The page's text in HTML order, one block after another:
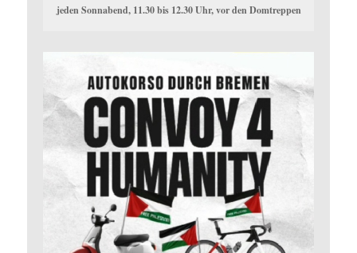
jeden Sonnabend, 11.30 bis 12.30 Uhr, vor den Domtreppen